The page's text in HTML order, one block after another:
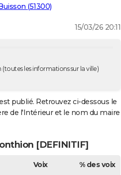
(51300)
15/03/26 20:11
(toutes les informations sur la ville)
publié. Retrouvez ci-dessous le
de l'Intérieur et le nom du maire
[DEFINITIF]
Voix % des voix